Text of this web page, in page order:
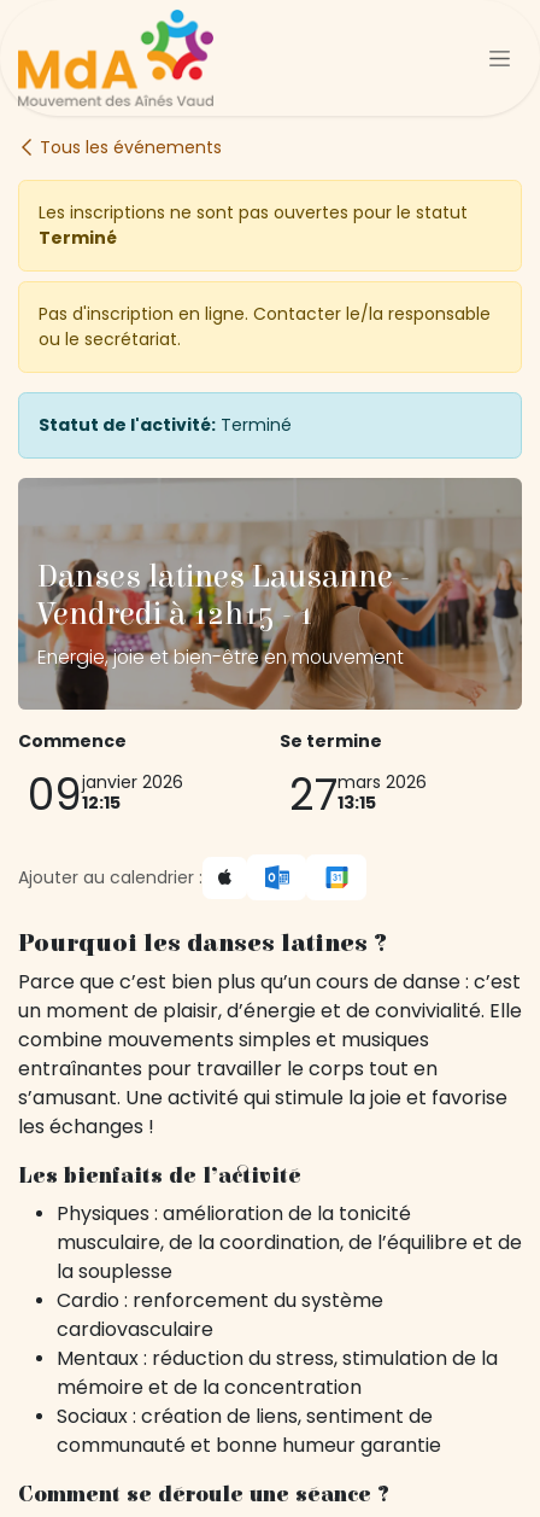
Se rendre au contenu
Tous les événements
Les inscriptions ne sont pas ouvertes pour le statut
Terminé
Pas d'inscription en ligne. Contacter le/la responsable
ou le secrétariat.
Statut de l'activité: Terminé
Danses latines Lausanne -
Vendredi à 12h15 - 1
Energie, joie et bien-être en mouvement
Commence
09janvier 2026
12:15
Se termine
27mars 2026
13:15
Ajouter au calendrier :
Pourquoi les danses latines ?
Parce que c’est bien plus qu’un cours de danse : c’est
un moment de plaisir, d’énergie et de convivialité. Elle
combine mouvements simples et musiques
entraînantes pour travailler le corps tout en
s’amusant. Une activité qui stimule la joie et favorise
les échanges !
Les bienfaits de l’activité
Physiques : amélioration de la tonicité
musculaire, de la coordination, de l’équilibre et de
la souplesse
Cardio : renforcement du système
cardiovasculaire
Mentaux : réduction du stress, stimulation de la
mémoire et de la concentration
Sociaux : création de liens, sentiment de
communauté et bonne humeur garantie
Comment se déroule une séance ?